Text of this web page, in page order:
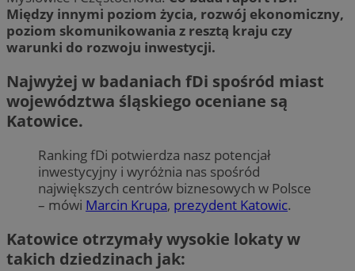
Między innymi poziom życia, rozwój ekonomiczny,
poziom skomunikowania z resztą kraju czy
warunki do rozwoju inwestycji.
Najwyżej w badaniach fDi spośród miast
województwa śląskiego oceniane są
Katowice.
Ranking fDi potwierdza nasz potencjał
inwestycyjny i wyróżnia nas spośród
największych centrów biznesowych w Polsce
– mówi Marcin Krupa, prezydent Katowic.
Katowice otrzymały wysokie lokaty w
takich dziedzinach jak: